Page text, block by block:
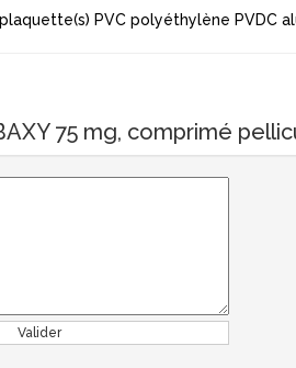
plaquette(s) PVC polyéthylène PVDC
75 mg, comprimé
Valider